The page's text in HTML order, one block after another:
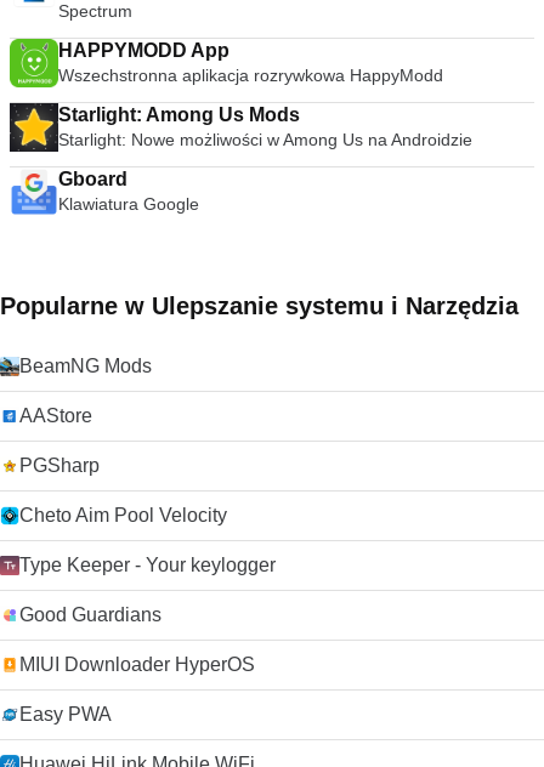
Spectrum
HAPPYMODD App
Wszechstronna aplikacja rozrywkowa HappyModd
Starlight: Among Us Mods
Starlight: Nowe możliwości w Among Us na Androidzie
Gboard
Klawiatura Google
Popularne w Ulepszanie systemu i Narzędzia
BeamNG Mods
AAStore
PGSharp
Cheto Aim Pool Velocity
Type Keeper - Your keylogger
Good Guardians
MIUI Downloader HyperOS
Easy PWA